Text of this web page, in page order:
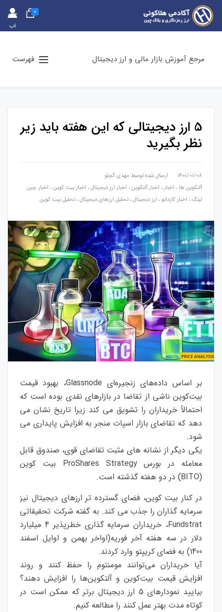
حس
اب
0
مرجع آموزش بازار مالی و ارز دیجیتال فهرست
5 ارز دیجیتالی که این هفته باید زیر
نظر بگیرید
۱۴۰۱/۰۱/۰۸ ارسال شده توسط مهدی گچلو
آلتکوین ها ، اخبار ، اخبار آلتکوین، اخبار ارز دیجیتال، اخبار بیت کوین، اخبار چین
لینک، اخبار کاردانو ، ارز دیجیتال، تحلیل ارزهای دیجیتال، تحلیل بیت کوین
بر اساس داده‌های زنجیره‌ای Glassnode، بهبود قیمت
بیت‌کوین ناشی از تقاضا در بازارهای نقدی بوده است که
احتمالاً خریداران را تشویق می کند زیرا تاریخ نشان می
دهد که تقاضای بازار اسپات منجر به افزایش پایداری می
شود.
یکی دیگر از نشانه های مثبت تقاضای قوی، صندوق قابل
معامله در بورس ProShares Strategy بیت کوین
(BITO) در دو هفته گذشته است.
در کنار بیت کوین، فضای گسترده تر ارزهای دیجیتال نیز
سرمایه گذاران را جذب می کند. به گفته شرکت تحقیقاتی
Fundstrat، خریداران سرمایه گذاری خطرپذیر 4 میلیارد
دلار در سه هفته آخر فوریه(اواخر بهمن و اوایل اسفند
1400) به فضای کریپتو وارد کردند.
آیا خریداران می‌توانند مومنتوم را حفظ کنند و روند
افزایش قیمت بیت‌کوین و آلتکوین‌ها را افزایش دهند؟
بیایید نمودارهای 5 ارز دیجیتال برتر که ممکن است در
کوتاه مدت بهتر عمل کنند را مطالعه کنیم.